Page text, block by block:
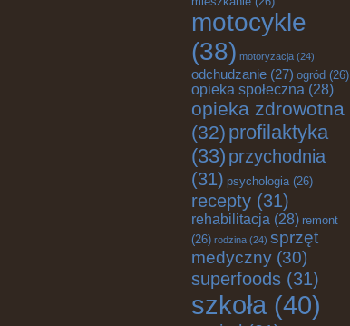
motocykle
(38) motoryzacja (24)
odchudzanie (27) ogród (26)
opieka społeczna (28)
opieka zdrowotna
(32) profilaktyka
(33) przychodnia
(31) psychologia(26)
recepty (31)
rehabilitacja (28) remont
(26) rodzina (24) sprzęt
medyczny (30)
superfoods (31)
szkoła (40)